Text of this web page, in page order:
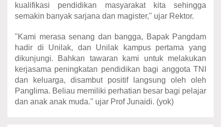
kualifikasi pendidikan masyarakat kita sehingga
semakin banyak sarjana dan magister," ujar Rektor.
"Kami merasa senang dan bangga, Bapak Pangdam
hadir di Unilak, dan Unilak kampus pertama yang
dikunjungi. Bahkan tawaran kami untuk melakukan
kerjasama peningkatan pendidikan bagi anggota TNI
dan keluarga, disambut positif langsung oleh oleh
Panglima. Beliau memiliki perhatian besar bagi pelajar
dan anak anak muda." ujar Prof Junaidi. (yok)